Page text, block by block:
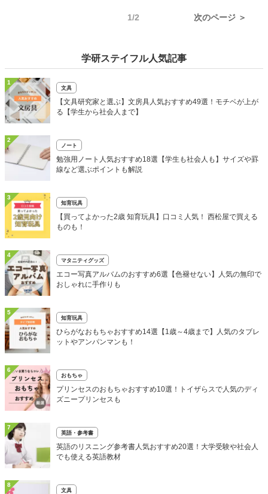
1/2 次のページ ＞
学研ステイフル人気記事
1
文具
【文具研究家と選ぶ】文房具人気おすすめ49選！モチベが上が
る【学生から社会人まで】
2
ノート
勉強用ノート人気おすすめ18選【学生も社会人も】サイズや罫
線など選ぶポイントも解説
3
知育玩具
【買ってよかった2歳 知育玩具】口コミ人気！ 西松屋で買える
ものも！
4
マタニティグッズ
エコー写真アルバムのおすすめ6選【色褪せない】人気の無印で
おしゃれに手作りも
5
知育玩具
ひらがなおもちゃおすすめ14選【1歳～4歳まで】人気のタブレ
ットやアンパンマンも！
6
おもちゃ
プリンセスのおもちゃおすすめ10選！トイザらスで人気のディ
ズニープリンセスも
7
英語・参考書
英語のリスニング参考書人気おすすめ20選！大学受験や社会人
でも使える英語教材
8
文具